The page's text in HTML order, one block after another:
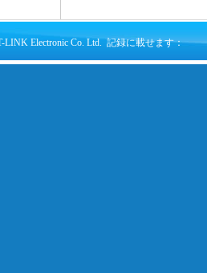
LINK Electronic Co. Ltd. 記録に載せます：